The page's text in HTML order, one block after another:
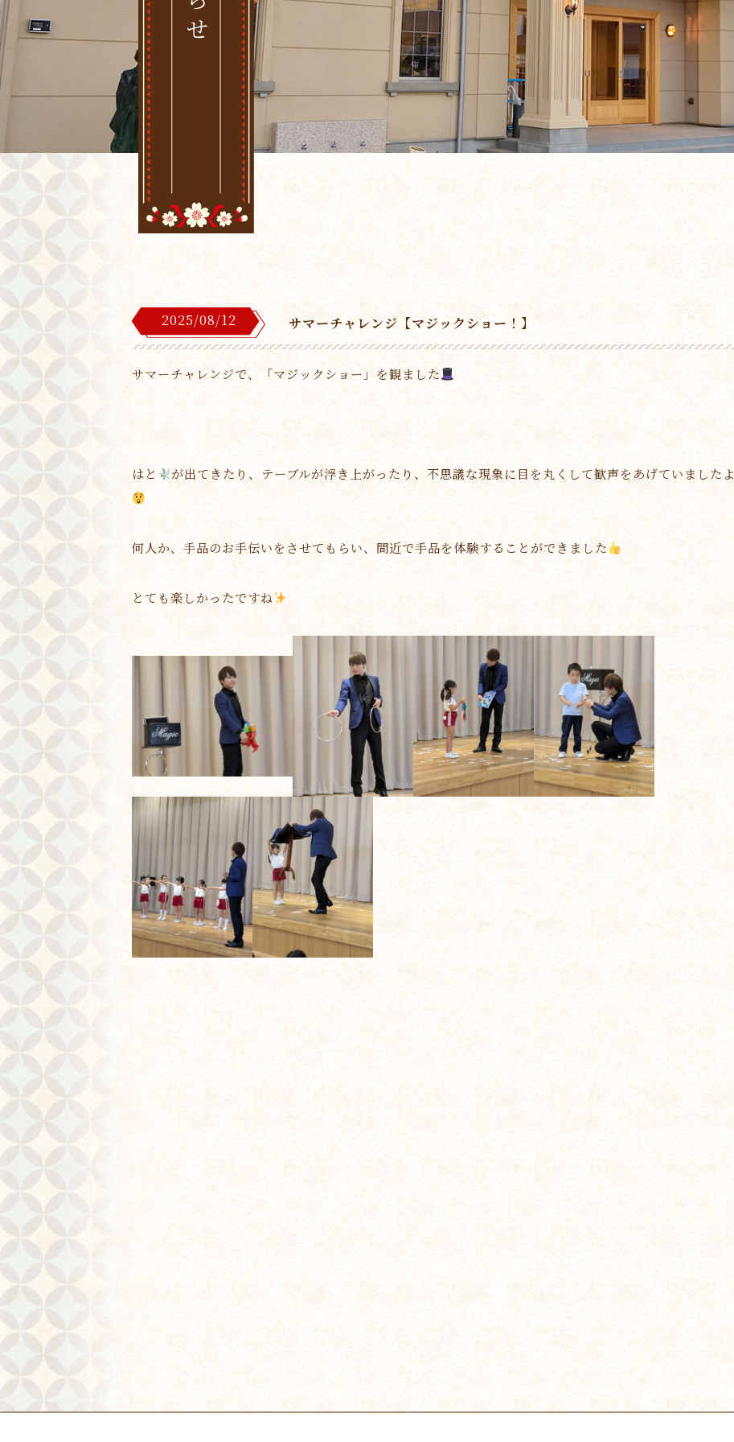
2025/08/12 サマーチャレンジ【マジックショー！】
サマーチャレンジで、「マジックショー」を観ました
はと が出てきたり、テーブルが浮き上がったり、不思議な現象に目を丸くして歓声をあげていましたよ
何人か、手品のお手伝いをさせてもらい、間近で手品を体験することができました
とても楽しかったですね